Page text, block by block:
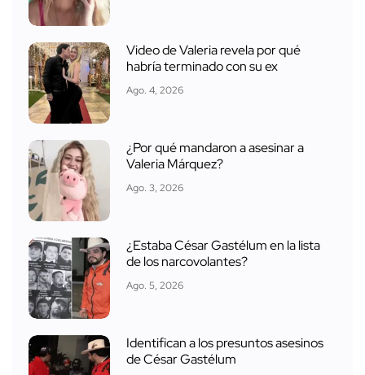
Video de Valeria revela por qué
habría terminado con su ex
Ago. 4, 2026
¿Por qué mandaron a asesinar a
Valeria Márquez?
Ago. 3, 2026
¿Estaba César Gastélum en la lista
de los narcovolantes?
Ago. 5, 2026
Identifican a los presuntos asesinos
de César Gastélum